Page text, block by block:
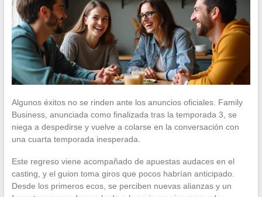
Algunos éxitos no se rinden ante los anuncios oficiales. Family
Business, anunciada como finalizada tras la temporada 3, se
niega a despedirse y vuelve a colarse en la conversación con
una cuarta temporada inesperada.
Este regreso viene acompañado de apuestas audaces en el
casting, y el guion toma giros que pocos habrían anticipado.
Desde los primeros ecos, se perciben nuevas alianzas y un